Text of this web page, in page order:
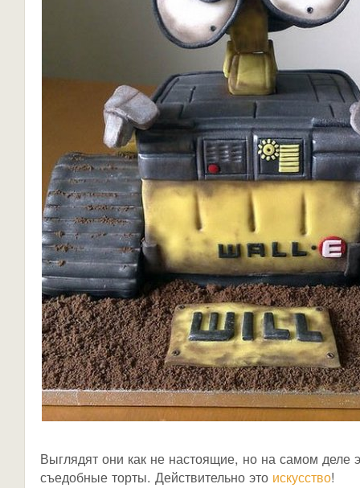
Выглядят они как не настоящие, но на самом деле
съедобные торты. Действительно это искусство!